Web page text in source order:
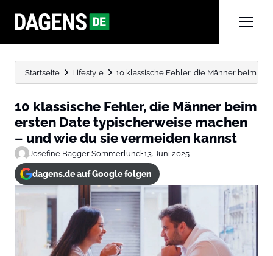
Startseite Lifestyle 10 klassische Fehler, die Männer beim
10 klassische Fehler, die Männer beim
ersten Date typischerweise machen
– und wie du sie vermeiden kannst
Josefine Bagger Sommerlund•13. Juni 2025
dagens.de auf Google folgen